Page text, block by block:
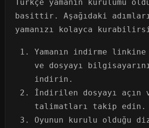
Türkçe yamanın kurulumu
basittir. Aşağıdaki
yamanızı kolayca
Yamanın indirme
ve dosyayı
indirin.
İndirilen dosyayı açın
talimatları takip edin.
Oyunun kurulu olduğu